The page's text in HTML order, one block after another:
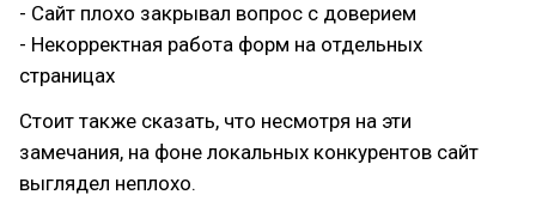
- Сайт плохо закрывал вопрос с доверием
- Некорректная работа форм на отдельных
страницах
Стоит также сказать, что несмотря на эти
замечания, на фоне локальных конкурентов сайт
выглядел неплохо.